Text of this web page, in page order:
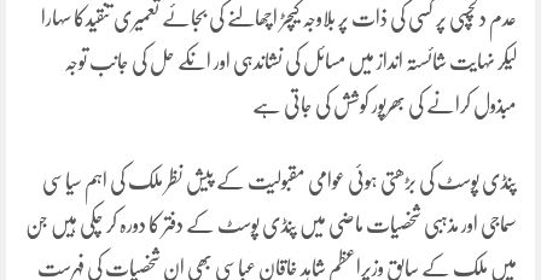
عدم دلچسپی پر کسی کی ذات پر بلاوجہ کیچڑ اچھالنے کی بجائے تعمیری تنقیدکا سہارا
لیکر نہایت شائستہ انداز میں مسائل کی نشاندہی اور انکے حل کی جانب توجہ
مبذول کرانے کی بھرپور کوشش کی جاتی ہے
پنڈی پوسٹ کی بڑھتی ہوئی عوامی مقبولیت کے پیش نظر ملک کی اہم سیاسی
سماجی اور مذہبی شخصیات ماضی میں پنڈی پوسٹ کے دفتر کا دورہ کر چکی ہیں جن
میں ملک کے سابق وزیراعظم شاہد خاقان عباسی بھی ان شخصیات کی فہرست